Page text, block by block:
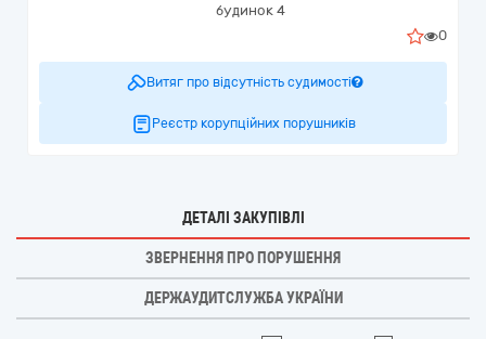
будинок 4
0
Витяг про відсутність судимості
Реєстр корупційних порушників
ДЕТАЛІ ЗАКУПІВЛІ
ЗВЕРНЕННЯ ПРО ПОРУШЕННЯ
ДЕРЖАУДИТСЛУЖБА УКРАЇНИ